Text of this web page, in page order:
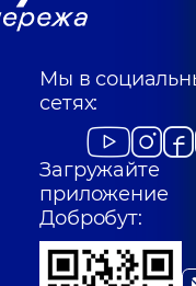
Мы в
сетях:
Загружайте
приложение
Добробут: